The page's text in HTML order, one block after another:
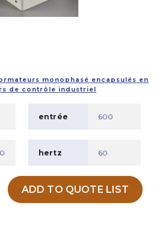
monophasé encapsulés en
de contrôle industriel
entrée 600
hertz 60
ADD TO QUOTE LIST